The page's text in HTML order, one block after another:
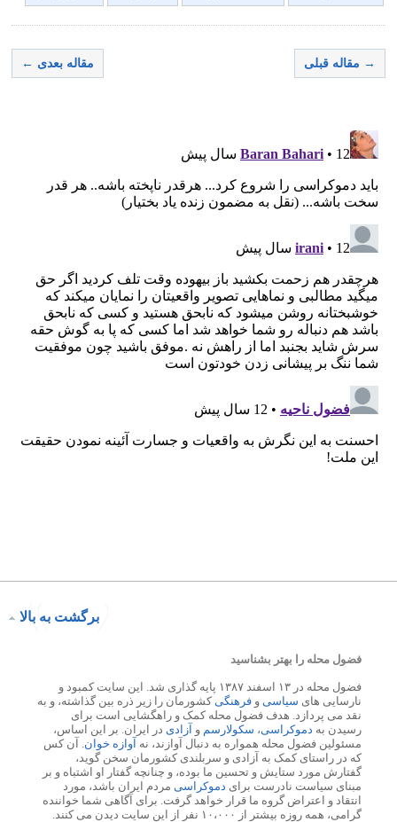
→ مقاله قبلی مقاله بعدی ←
برگشت به بالا
فضول محله را بهتر بشناسید
فضول محله در ۱۳ اسفند ۱۳۸۷ پایه گذاری شد. این سایت کمبود و
نارسایی های سیاسی و فرهنگی کشورمان را زیر ذره بین گذاشته، و به
نقد می پردازد. هدف فضول محله کمک و راهگشایی است برای
رسیدن به دموکراسی، سکولارسم و آزادی در ایران. بر این اساس،
مسئولین فضول محله همواره به دنبال آوازند، نه آوازه خوان . آن کس
که در راستای کمک به آزادی و سربلندی کشورمان سخن گوید،
گفتارش مورد ستایش و تحسین ما بوده، و چنانچه گفتار او اشتباه و بر
مبنای سیاست نادرست برای دموکراسی مردم ایران باشد، مورد
انتقاد و اعتراض گروه ما قرار خواهد گرفت. برای آگاهی شما خواننده
گرامی، همه روزه بیشتر از ۱۰،۰۰۰ نفر از این سایت دیدن می کنند.